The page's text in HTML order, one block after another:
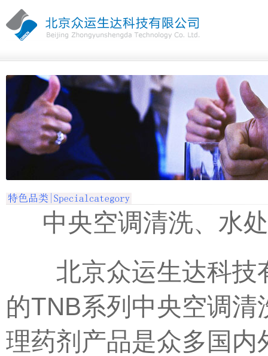
中央空调清洗、水
北京众运生达科技
的TNB系列中央空调清
理药剂产品是众多国内